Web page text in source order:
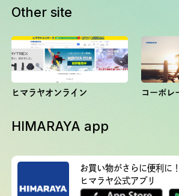
Other site
ヒマラヤオンライン コーポレ
HIMARAYA app
お買い物がさらに便利に！
ヒマラヤ公式アプリ